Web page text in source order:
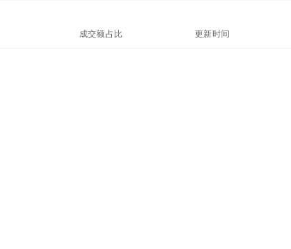
成交额占比 更新时间